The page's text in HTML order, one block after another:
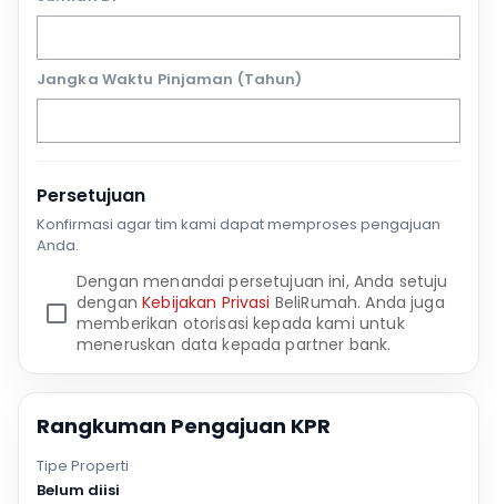
Jangka Waktu Pinjaman (Tahun)
Persetujuan
Konfirmasi agar tim kami dapat memproses pengajuan
Anda.
Dengan menandai persetujuan ini, Anda setuju
denganKebijakan Privasi BeliRumah. Anda juga
memberikan otorisasi kepada kami untuk
meneruskan data kepada partner bank.
Rangkuman Pengajuan KPR
Tipe Properti
Belum diisi